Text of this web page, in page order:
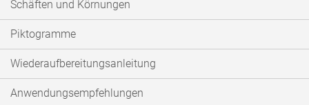
Schäften und Körnungen
Piktogramme
Wiederaufbereitungsanleitung
Anwendungsempfehlungen